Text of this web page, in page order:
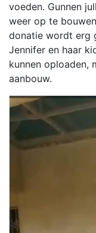
voeden. Gunnen
weer op te
donatie wordt erg
Jennifer en haar
kunnen oploaden,
aanbouw.